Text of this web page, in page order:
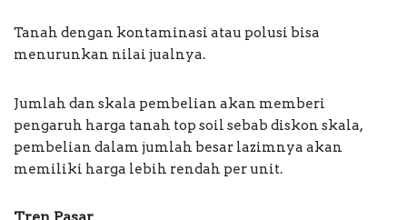
Tanah dengan kontaminasi atau polusi bisa
menurunkan nilai jualnya.
Jumlah dan skala pembelian akan memberi
pengaruh harga tanah top soil sebab diskon skala,
pembelian dalam jumlah besar lazimnya akan
memiliki harga lebih rendah per unit.